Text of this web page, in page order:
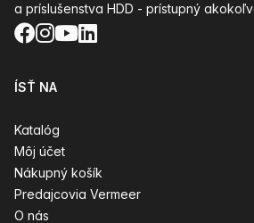
a príslušenstva HDD - prístupný
Facebook
Instagram
YouTube
LinkedIn
ÍSŤ NA
Katalóg
Môj účet
Nákupný košík
Predajcovia Vermeer
O nás